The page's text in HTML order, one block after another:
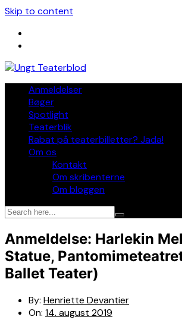
Skip to content
Anmeldelser
Bøger
Spotlight
Teaterblik
Rabat på teaterbilletter? Jada!
Om os
Kontakt
Om skribenterne
Om bloggen
Anmeldelse: Harlekin
Statue,
Ballet Teater)
By: Henriette Devantier
On: 14. august 2019